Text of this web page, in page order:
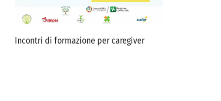
VIVERE VANZAGO
Incontri di formazione per caregiver